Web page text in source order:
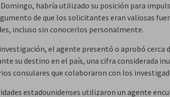
habría utilizado su posición para
de que los solicitantes eran valiosas
incluso sin conocerlos personalmente.
el agente presentó o aprobó cerca
su destino en el país, una cifra considerada
consulares que colaboraron con los
estadounidenses utilizaron un agente